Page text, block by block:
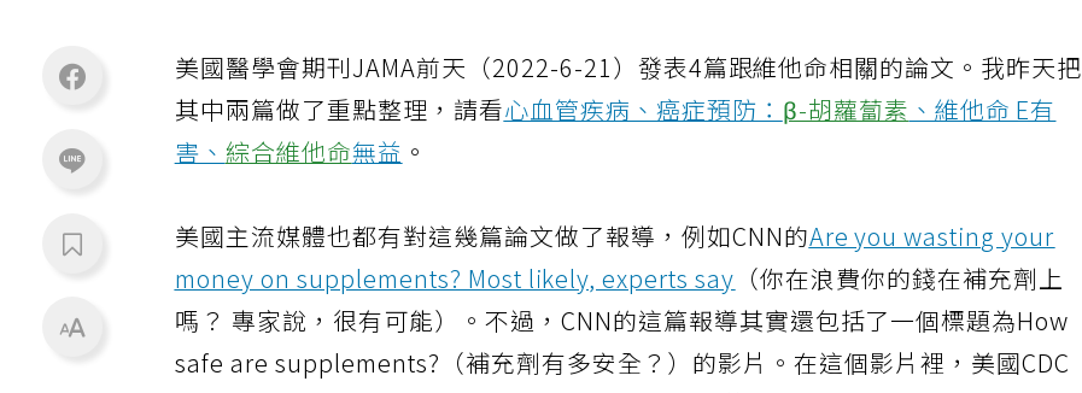
美國醫學會期刊JAMA前天（2022-6-21）發表4篇跟維他命相關的論文。我昨天把
其中兩篇做了重點整理，請看心血管疾病、癌症預防：β-胡蘿蔔素、維他命 E有
害、綜合維他命無益 。
美國主流媒體也都有對這幾篇論文做了報導，例如CNN的Are you wasting your
money on supplements? Most likely, experts say （你在浪費你的錢在補充劑上
嗎？ 專家說，很有可能）。不過，CNN的這篇報導其實還包括了一個標題為How
safe are supplements?（補充劑有多安全？）的影片。在這個影片裡，美國CDC